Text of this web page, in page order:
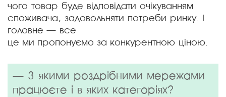
чого товар буде відповідати очікуванням
споживача, задовольняти потреби ринку. І
головне — все
це ми пропонуємо за конкурентною ціною.
— З якими роздрібними мережами
працюєте і в яких категоріях?